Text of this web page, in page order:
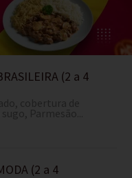
(2 a 4
(2 a 4